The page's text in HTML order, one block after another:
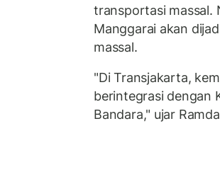
transportasi massal.
Manggarai akan
massal.
"Di Transjakarta,
berintegrasi dengan
Bandara," ujar